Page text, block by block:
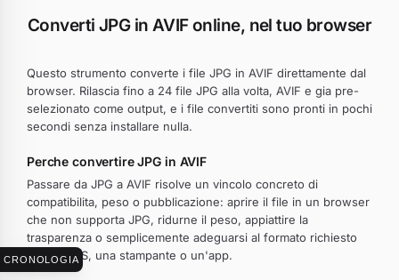
CRONOLOGIA
Converti JPG in AVIF online, nel tuo browser
Questo strumento converte i file JPG in AVIF direttamente dal
browser. Rilascia fino a 24 file JPG alla volta, AVIF e gia pre-
selezionato come output, e i file convertiti sono pronti in pochi
secondi senza installare nulla.
Perche convertire JPG in AVIF
Passare da JPG a AVIF risolve un vincolo concreto di
compatibilita, peso o pubblicazione: aprire il file in un browser
che non supporta JPG, ridurne il peso, appiattire la
trasparenza o semplicemente adeguarsi al formato richiesto
da un CMS, una stampante o un'app.